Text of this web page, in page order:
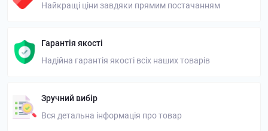
Найкращі ціни завдяки прямим постачанням
Гарантія якості
Надійна гарантія якості всіх наших товарів
Зручний вибір
Вся детальна інформація про товар